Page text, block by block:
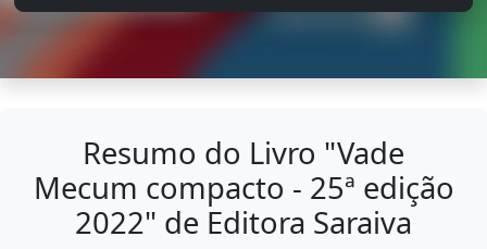
Resumo do Livro "Vade
Mecum compacto - 25ª edição
2022" de Editora Saraiva